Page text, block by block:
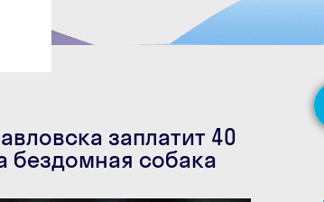
заплатит 40
бездомная собака